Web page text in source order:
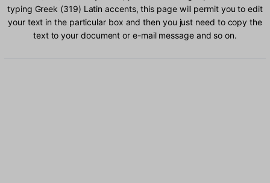
typing Greek (319) Latin accents, this page will permit you to edit
your text in the particular box and then you just need to copy the
text to your document or e-mail message and so on.